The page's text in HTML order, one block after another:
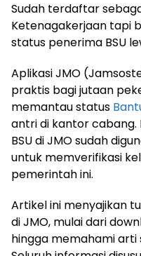
Sudah terdaftar
Ketenagakerjaan tapi
status penerima BSU
Aplikasi JMO
praktis bagi jutaan
memantau status
antri di kantor cabang.
BSU di JMO sudah
untuk memverifikasi
pemerintah ini.
Artikel ini menyajikan
di JMO, mulai dari
hingga memahami arti